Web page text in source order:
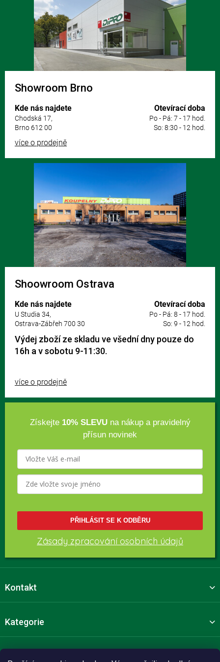
Showroom Brno
Kde nás najdete
Chodská 17,
Brno 612 00
Otevírací doba
Po - Pá: 7 - 17 hod.
So: 8:30 - 12 hod.
více o prodejně
Shoowroom Ostrava
Kde nás najdete
U Studia 34,
Ostrava-Zábřeh 700 30
Otevírací doba
Po - Pá: 8 - 17 hod.
So: 9 - 12 hod.
Výdej zboží ze skladu ve všední dny pouze do
16h a v sobotu 9-11:30.
více o prodejně
Získejte 10% SLEVUna nákup a pravidelný
přísun novinek
PŘIHLÁSIT SE K ODBĚRU
Zásady zpracování osobních údajů
Kontakt
Kategorie